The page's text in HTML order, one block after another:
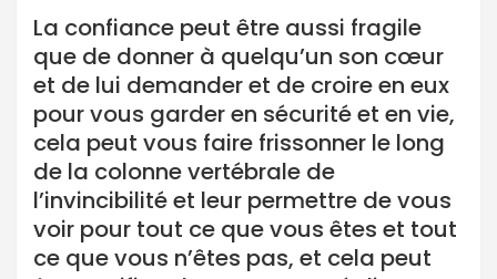
La confiance peut être aussi fragile
que de donner à quelqu’un son cœur
et de lui demander et de croire en eux
pour vous garder en sécurité et en vie,
cela peut vous faire frissonner le long
de la colonne vertébrale de
l’invincibilité et leur permettre de vous
voir pour tout ce que vous êtes et tout
ce que vous n’êtes pas, et cela peut